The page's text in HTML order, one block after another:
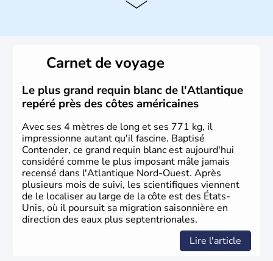
Plusieurs populations se sont succédées avant l'arrivée
des européens, suite à la découverte du continent par
Christophe Colomb en 1492. Les 13 colonies
britanniques proclament la Déclaration d'indépendance
en 1776 et adoptent leur première constitution en 1787.
La conquête de l'Ouest marque ensuite l'entrée dans une
phase de développement intense.
Carnet de voyage
Le plus grand requin blanc de l'Atlantique
repéré près des côtes américaines
Avec ses 4 mètres de long et ses 771 kg, il
impressionne autant qu'il fascine. Baptisé
Contender, ce grand requin blanc est aujourd'hui
considéré comme le plus imposant mâle jamais
recensé dans l'Atlantique Nord-Ouest. Après
plusieurs mois de suivi, les scientifiques viennent
de le localiser au large de la côte est des États-
Unis, où il poursuit sa migration saisonnière en
direction des eaux plus septentrionales.
Lire l'article